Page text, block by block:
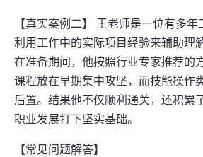
【真实案例二】 王老师是一位有多
利用工作中的实际项目经验来辅助理
在准备期间，他按照行业专家推荐的
课程放在早期集中攻坚，而技能操作
后置。结果他不仅顺利通关，还积累
职业发展打下坚实基础。
【常见问题解答】